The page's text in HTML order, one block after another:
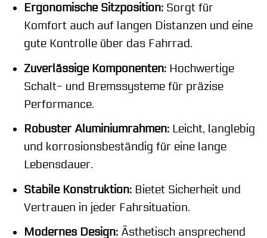
Ergonomische Sitzposition:Sorgt für
Komfort auch auf langen Distanzen und eine
gute Kontrolle über das Fahrrad.
Zuverlässige Komponenten:Hochwertige
Schalt- und Bremssysteme für präzise
Performance.
Robuster Aluminiumrahmen:Leicht, langlebig
und korrosionsbeständig für eine lange
Lebensdauer.
Stabile Konstruktion:Bietet Sicherheit und
Vertrauen in jeder Fahrsituation.
Modernes Design:Ästhetisch ansprechend